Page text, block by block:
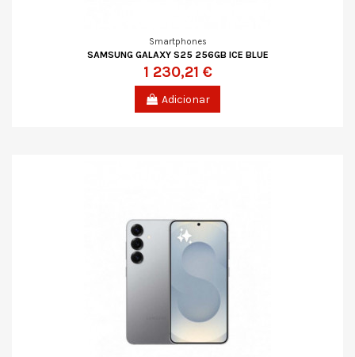
Smartphones
SAMSUNG GALAXY S25 256GB ICE BLUE
1 230,21 €
Adicionar